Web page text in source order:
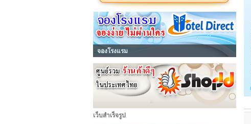
จองโรงแรม
เว็บสำเร็จรูป